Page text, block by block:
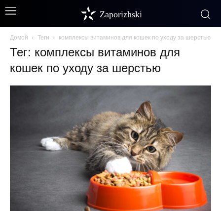
Zaporizhski
Домой Теги комплексы витаминов для кошек по уходу за шерстью
Тег: комплексы витаминов для
кошек по уходу за шерстью